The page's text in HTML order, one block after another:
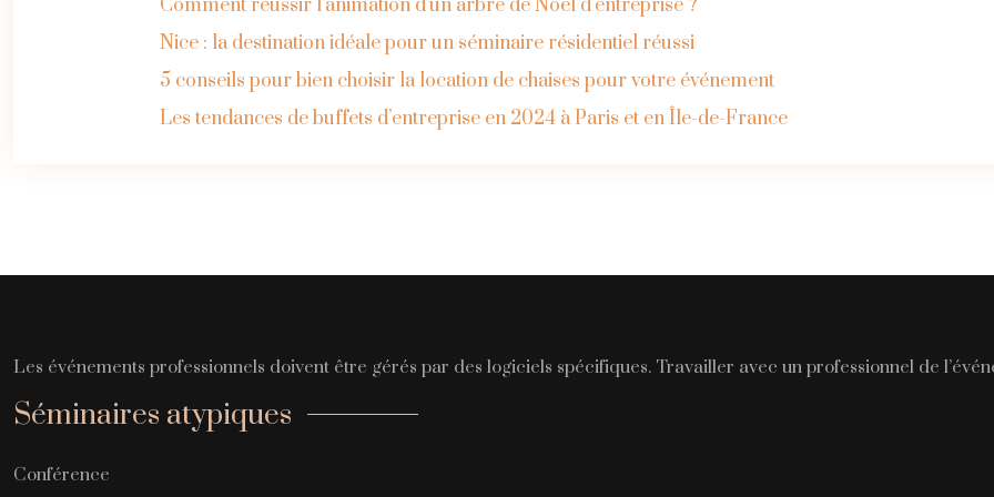
Comment réussir l’animation d’un arbre de Noël d’entreprise ?
Nice : la destination idéale pour un séminaire résidentiel réussi
5 conseils pour bien choisir la location de chaises pour votre événement
Les tendances de buffets d’entreprise en 2024 à Paris et en Île-de-France
Les événements professionnels doivent être gérés par des logiciels spécifiques. Travailler avec un professionnel de
Séminaires atypiques
Conférence